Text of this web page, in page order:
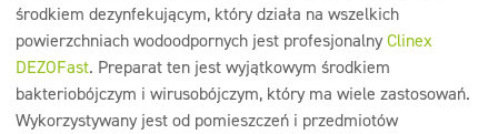
środkiem dezynfekującym, który działa na wszelkich
powierzchniach wodoodpornych jest profesjonalnyClinex
DEZOFast. Preparat ten jest wyjątkowym środkiem
bakteriobójczym i wirusobójczym, który ma wiele zastosowań.
Wykorzystywany jest od pomieszczeń i przedmiotów